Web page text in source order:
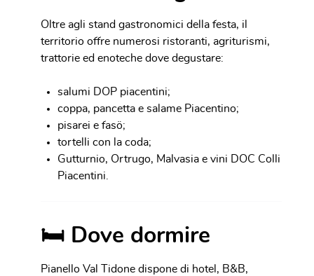
Oltre agli stand gastronomici della festa, il
territorio offre numerosi ristoranti, agriturismi,
trattorie ed enoteche dove degustare:
salumi DOP piacentini;
coppa, pancetta e salame Piacentino;
pisarei e fasö;
tortelli con la coda;
Gutturnio, Ortrugo, Malvasia e vini DOC Colli
Piacentini.
🛏 Dove dormire
Pianello Val Tidone dispone di hotel, B&B,